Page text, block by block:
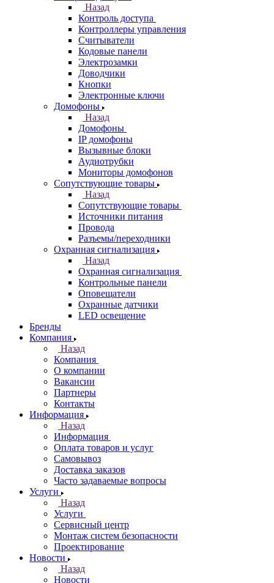
Назад
Контроль доступа
Контроллеры управления
Считыватели
Кодовые панели
Электрозамки
Доводчики
Кнопки
Электронные ключи
Домофоны
Назад
Домофоны
IP домофоны
Вызывные блоки
Аудиотрубки
Мониторы домофонов
Сопутствующие товары
Назад
Сопутствующие товары
Источники питания
Провода
Разъемы/переходники
Охранная сигнализация
Назад
Охранная сигнализация
Контрольные панели
Оповещатели
Охранные датчики
LED освещение
Бренды
Компания
Назад
Компания
О компании
Вакансии
Партнеры
Контакты
Информация
Назад
Информация
Оплата товаров и услуг
Самовывоз
Доставка заказов
Часто задаваемые вопросы
Услуги
Назад
Услуги
Сервисный центр
Монтаж систем безопасности
Проектирование
Новости
Назад
Новости